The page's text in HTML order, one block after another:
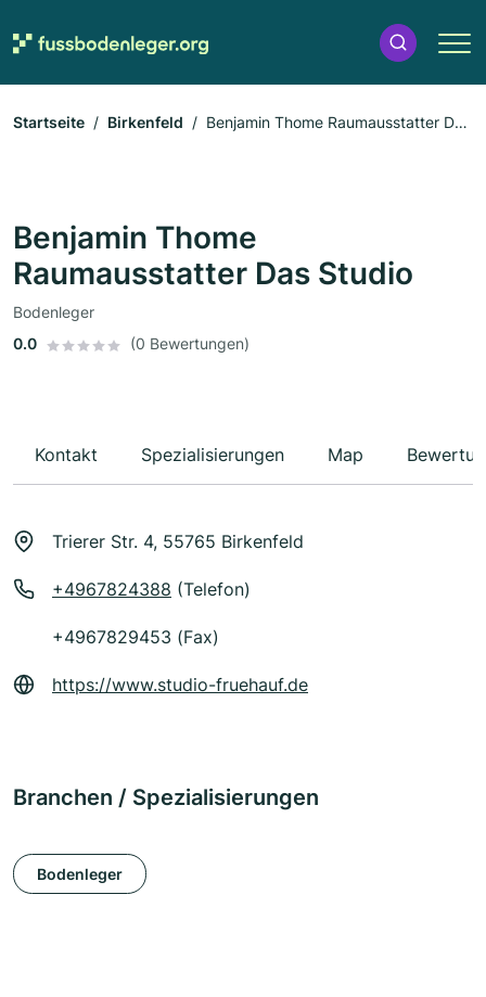
Startseite Birkenfeld
Benjamin Thome Raumausstatter Das
Benjamin Thome
Raumausstatter Das Studio
Bodenleger
0.0
(0 Bewertungen)
Kontakt Spezialisierungen Map
Trierer Str. 4, 55765 Birkenfeld
+4967824388 (Telefon)
+4967829453 (Fax)
https://www.studio-fruehauf.de
Branchen / Spezialisierungen
Bodenleger